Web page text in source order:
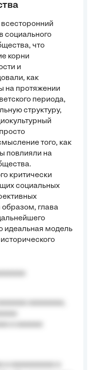
социального
что
корни
и
как
на протяжении
периода,
структуру,
того, как
повлияли на
критически
социальных
образом, глава
идеальная модель